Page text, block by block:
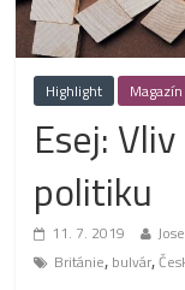
Highlight Magazín
Esej:
politiku
11. 7. 2019
Británie, bulvár,